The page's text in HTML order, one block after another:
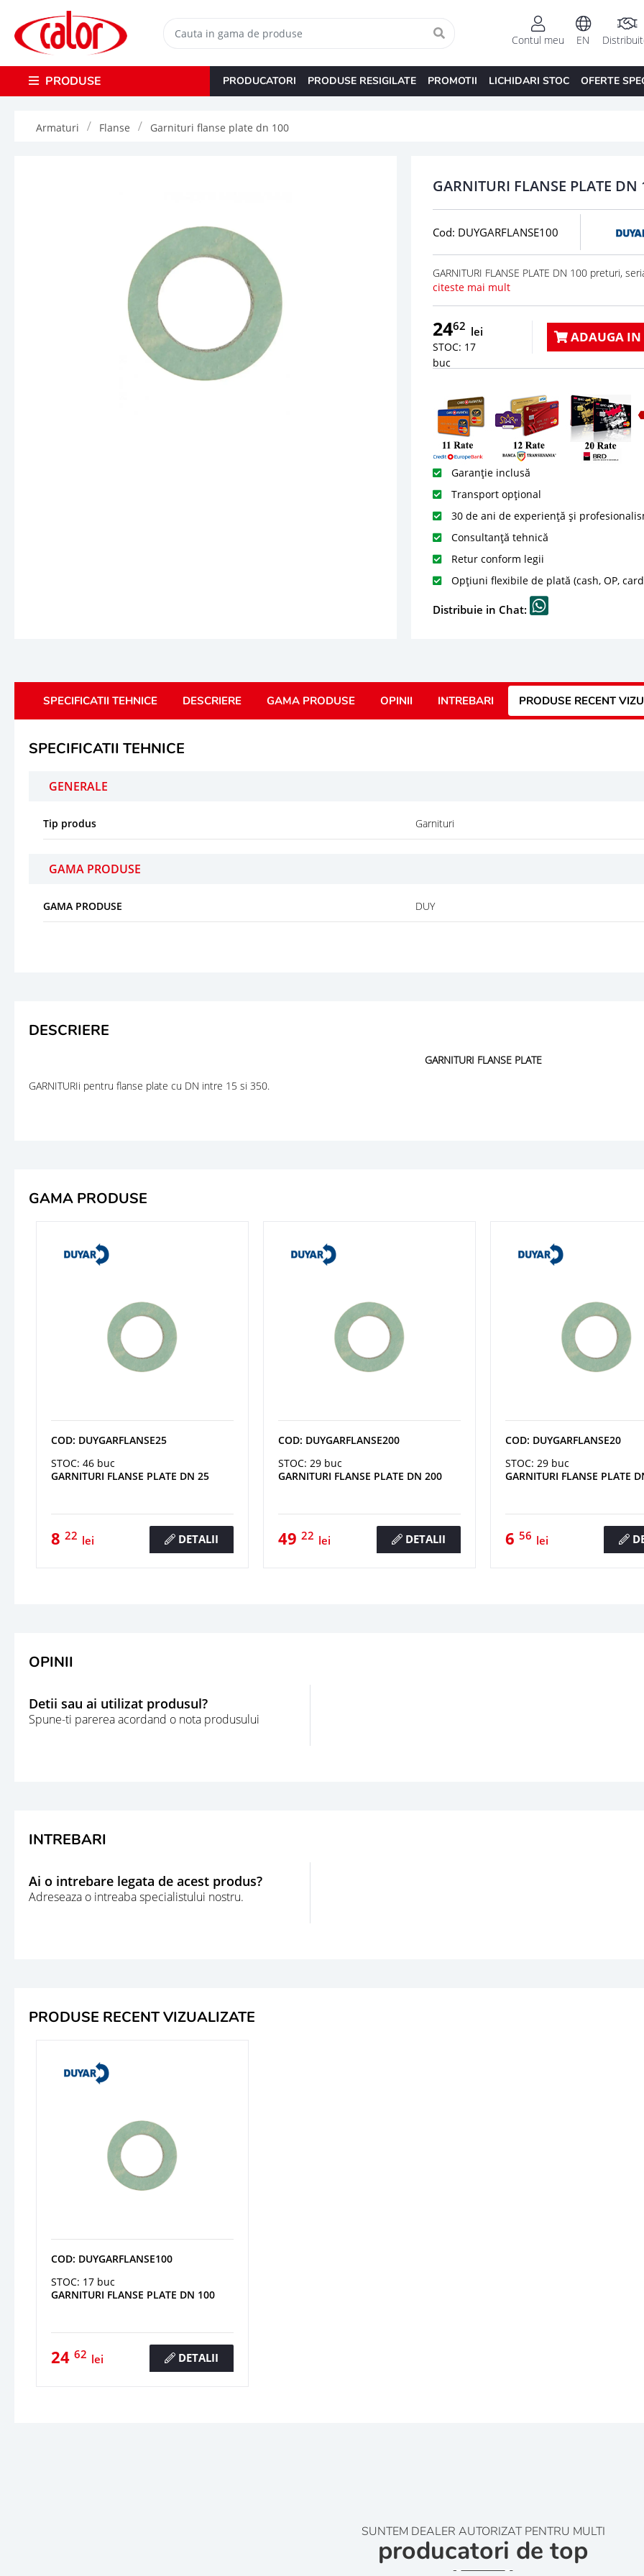
EN
Contul meu
PRODUSE PRODUCATORI PRODUSE RESIGILATE PROMOTII LICHIDARI STOC OFERTE
Armaturi Flanse Garnituri flanse plate dn 100
GARNITURI FLANSE PLATE DN
Cod: DUYGARFLANSE100
GARNITURI FLANSE PLATE DN 100 preturi,
citeste mai mult
2462 lei
STOC: 17
buc
ADAUGA IN
Garanție inclusă
Transport opțional
30 de ani de experiență și
Consultanță tehnică
Retur conform legii
Opțiuni flexibile de plată (cash, OP,
Distribuie in Chat:
SPECIFICATII TEHNICE DESCRIERE GAMA PRODUSE OPINII INTREBARI PRODUSE RECENT
SPECIFICATII TEHNICE
GENERALE
Tip produs Garnituri
GAMA PRODUSE
GAMA PRODUSE DUY
DESCRIERE
GARNITURI FLANSE PLATE
GARNITURIi pentru flanse plate cu DN intre 15 si 350.
GAMA PRODUSE
COD: DUYGARFLANSE25
STOC: 46 buc
GARNITURI FLANSE PLATE DN 25
8 22 lei DETALII
COD: DUYGARFLANSE200
STOC: 29 buc
GARNITURI FLANSE PLATE DN 200
49 22 lei DETALII
COD: DUYGARFLANSE20
STOC: 29 buc
GARNITURI FLANSE PLATE
6 56 lei
OPINII
Detii sau ai utilizat produsul?
Spune-ti parerea acordand o nota produsului
INTREBARI
Ai o intrebare legata de acest produs?
Adreseaza o intreaba specialistului nostru.
PRODUSE RECENT VIZUALIZATE
COD: DUYGARFLANSE100
STOC: 17 buc
GARNITURI FLANSE PLATE DN 100
24 62 lei DETALII
SUNTEM DEALER AUTORIZAT PENTRU MULTI
producatori de top